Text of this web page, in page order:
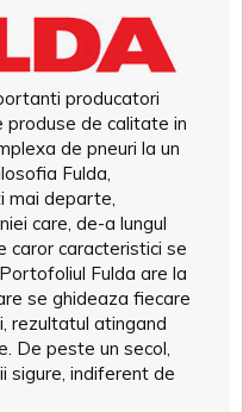
producatori
produse de calitate in
de pneuri la un
Fulda,
mai departe,
care, de-a lungul
caror caracteristici se
Fulda are la
se ghideaza fiecare
rezultatul atingand
De peste un secol,
sigure, indiferent de